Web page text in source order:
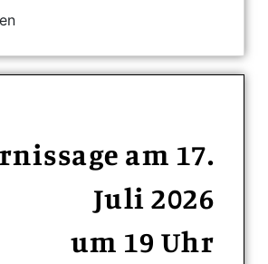
am 17.
Juli 2026
um 19 Uhr